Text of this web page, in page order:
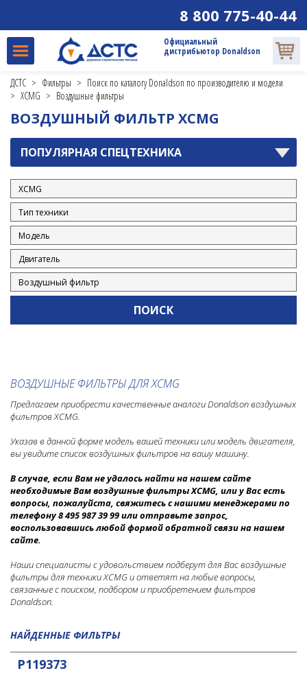
8 800 775-40-44
Официальный
дистрибьютор Donaldson
ДСТС > Фильтры > Поиск по каталогу Donaldson по производителю и модели
> XCMG > Воздушные фильтры
ВОЗДУШНЫЙ ФИЛЬТР XCMG
ПОПУЛЯРНАЯ СПЕЦТЕХНИКА
ALLISON
ATLAS
ATLAS COPCO
BAUER
BOBCAT
BOMAG
CUMMINS
DEMAG
DEUTZ
DOOSAN
DYNAPAC
HAMM
HITACHI
HYUNDAI
JCB
JOHN DEERE
KOBELCO
KOMATSU
ВОЗДУШНЫЕ ФИЛЬТРЫ ДЛЯ XCMG
Предлагаем приобрести качественные аналоги Donaldson воздушных
фильтров XCMG.
Указав в данной форме модель вашей техники или модель двигателя,
вы увидите список воздушных фильтров на вашу машину.
В случае, если Вам не удалось найти на нашем сайте
необходимые Вам воздушные фильтры XCMG, или у Вас есть
вопросы, пожалуйста, свяжитесь с нашими менеджерами по
телефону 8 495 987 39 99 или отправьте запрос,
воспользовавшись любой формой обратной связи на нашем
сайте.
Наши специалисты с удовольствием подберут для Вас воздушные
фильтры для техники XCMG и ответят на любые вопросы,
связанные с поиском, подбором и приобретением фильтров
Donaldson.
НАЙДЕННЫЕ ФИЛЬТРЫ
P119373